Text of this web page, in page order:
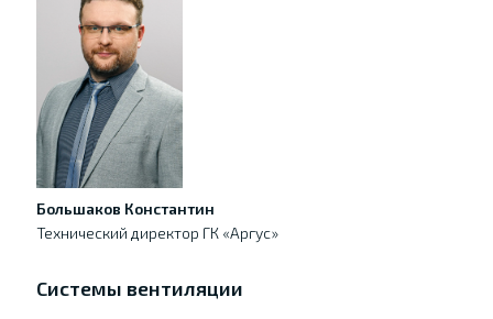
Большаков Константин
Технический директор ГК «Аргус»
Системы вентиляции